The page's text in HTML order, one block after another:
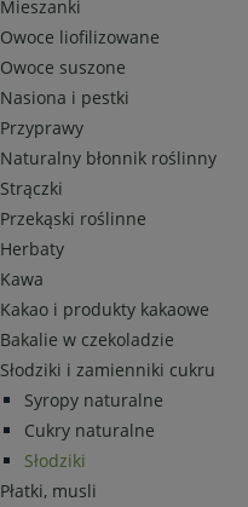
Mieszanki
Owoce liofilizowane
Owoce suszone
Nasiona i pestki
Przyprawy
Naturalny błonnik roślinny
Strączki
Przekąski roślinne
Herbaty
Kawa
Kakao i produkty kakaowe
Bakalie w czekoladzie
Słodziki i zamienniki cukru
Syropy naturalne
Cukry naturalne
Słodziki
Płatki, musli